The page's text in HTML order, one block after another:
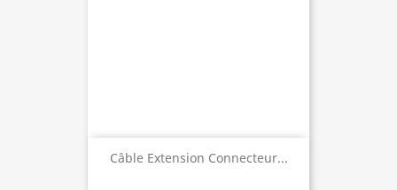
Câble Extension Connecteur...